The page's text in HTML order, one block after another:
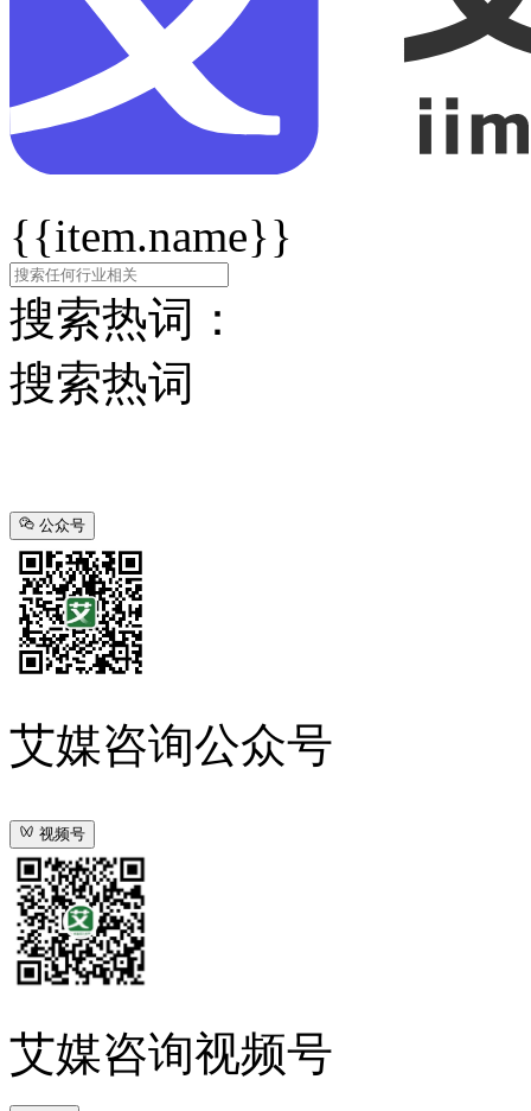
{{item.name}}
搜索热词：
搜索热词
公众号
艾媒咨询公众号
视频号
艾媒咨询视频号